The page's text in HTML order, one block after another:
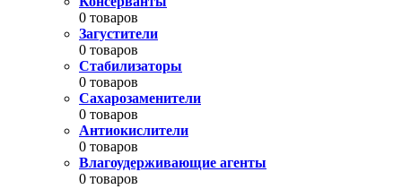
0 товаров
Загустители
0 товаров
Стабилизаторы
0 товаров
Сахарозаменители
0 товаров
Антиокислители
0 товаров
Влагоудерживающие агенты
0 товаров